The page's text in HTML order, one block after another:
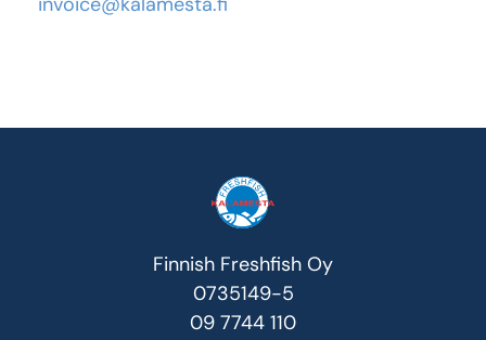
Finnish Freshfish Oy
0735149-5
09 7744 110